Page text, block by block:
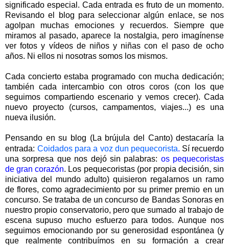
significado especial. Cada entrada es fruto de un momento.
Revisando el blog para seleccionar algún enlace, se nos
agolpan muchas emociones y recuerdos. Siempre que
miramos al pasado, aparece la nostalgia, pero imagínense
ver fotos y vídeos de niños y niñas con el paso de ocho
años. Ni ellos ni nosotras somos los mismos.
Cada concierto estaba programado con mucha dedicación;
también cada intercambio con otros coros (con los que
seguimos compartiendo escenario y vemos crecer). Cada
nuevo proyecto (cursos, campamentos, viajes...) es una
nueva ilusión.
Pensando en su blog (La brújula del Canto) destacaría la
entrada: Coidados para a voz dun pequecorista. Sí recuerdo
una sorpresa que nos dejó sin palabras: os pequecoristas
de gran corazón. Los pequecoristas (por propia decisión, sin
iniciativa del mundo adulto) quisieron regalarnos un ramo
de flores, como agradecimiento por su primer premio en un
concurso. Se trataba de un concurso de Bandas Sonoras en
nuestro propio conservatorio, pero que sumado al trabajo de
escena supuso mucho esfuerzo para todos. Aunque nos
seguimos emocionando por su generosidad espontánea (y
que realmente contribuímos en su formación a crear